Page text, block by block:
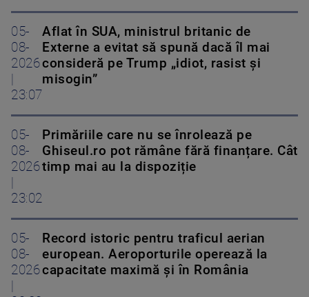
05-
08-
2026
|
23:07
Aflat în SUA, ministrul britanic de
Externe a evitat să spună dacă îl mai
consideră pe Trump „idiot, rasist și
misogin”
05-
08-
2026
|
23:02
Primăriile care nu se înrolează pe
Ghiseul.ro pot rămâne fără finanțare. Cât
timp mai au la dispoziție
05-
08-
2026
|
Record istoric pentru traficul aerian
european. Aeroporturile operează la
capacitate maximă și în România